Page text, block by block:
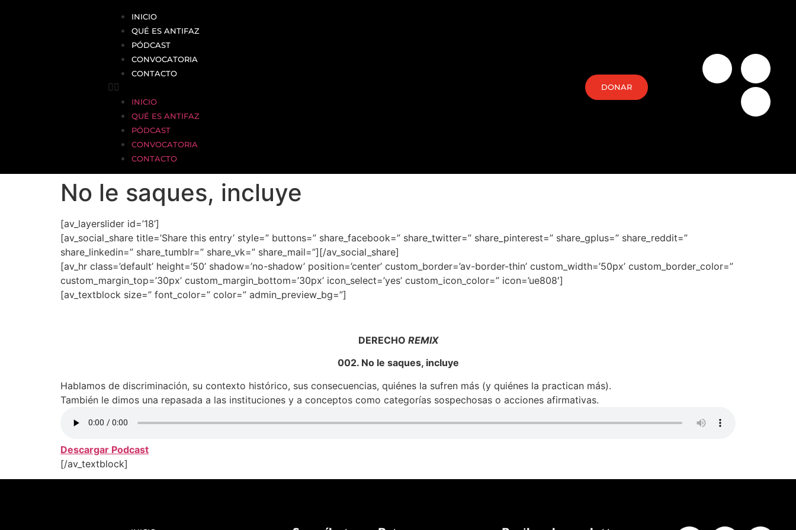
INICIO
QUÉ ES ANTIFAZ
PÓDCAST
CONVOCATORIA
CONTACTO
INICIO
QUÉ ES ANTIFAZ
PÓDCAST
CONVOCATORIA
CONTACTO
DONAR
No le saques, incluye
[av_layerslider id=’18’]
[av_social_share title=’Share this entry’ style=” buttons=” share_facebook=” share_twitter=” share_pinterest=” share_gplus=” share_reddit=”
share_linkedin=” share_tumblr=” share_vk=” share_mail=”][/av_social_share]
[av_hr class=’default’ height=’50’ shadow=’no-shadow’ position=’center’ custom_border=’av-border-thin’ custom_width=’50px’ custom_border_color=”
custom_margin_top=’30px’ custom_margin_bottom=’30px’ icon_select=’yes’ custom_icon_color=” icon=’ue808′]
[av_textblock size=” font_color=” color=” admin_preview_bg=”]
DERECHO REMIX
002. No le saques, incluye
Hablamos de discriminación, su contexto histórico, sus consecuencias, quiénes la sufren más (y quiénes la practican más).
También le dimos una repasada a las instituciones y a conceptos como categorías sospechosas o acciones afirmativas.
Descargar Podcast
[/av_textblock]